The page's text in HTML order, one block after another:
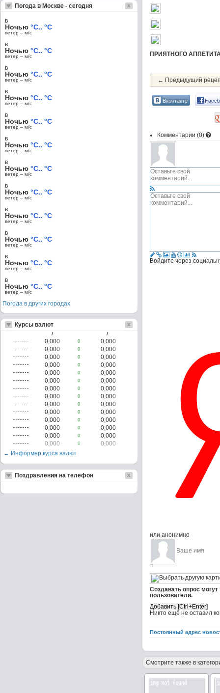
ПРИЯТНОГО
← Предыдущий
Вконтакте
Комментарии (0)
Войдите через
или анонимно
Создавать опрос
пользователи.
Никто ещё не оставил
Постоянный адрес
Смотрите также в
Погода в Москве - сегодня
в
Ночью °C.. °C
ветер – м/c
в
Ночью °C.. °C
ветер – м/c
в
Ночью °C.. °C
ветер – м/c
в
Ночью °C.. °C
ветер – м/c
в
Ночью °C.. °C
ветер – м/c
в
Ночью °C.. °C
ветер – м/c
в
Ночью °C.. °C
ветер – м/c
в
Ночью °C.. °C
ветер – м/c
в
Ночью °C.. °C
ветер – м/c
в
Ночью °C.. °C
ветер – м/c
в
Ночью °C.. °C
ветер – м/c
в
Ночью °C.. °C
ветер – м/c
Погода в других городах
Курсы валют
/ /
0,000 0
0,000
0,000
0
0,000
0,000
0
0,000
0,000
0
0,000
0,000
0
0,000
0,000
0
0,000
0,000
0
0,000
0,000
0
0,000
0,000
0
0,000
0,000
0
0,000
0,000
0
0,000
0,000
0
0,000
0,000
0
0,000
0,000
0
0,000
→ Информер курса валют
Поздравления на телефон